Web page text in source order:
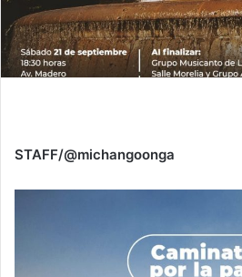
STAFF/@michangoonga